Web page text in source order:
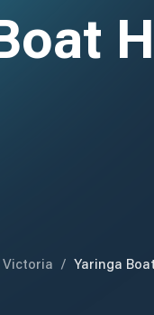
Victoria / Yaringa